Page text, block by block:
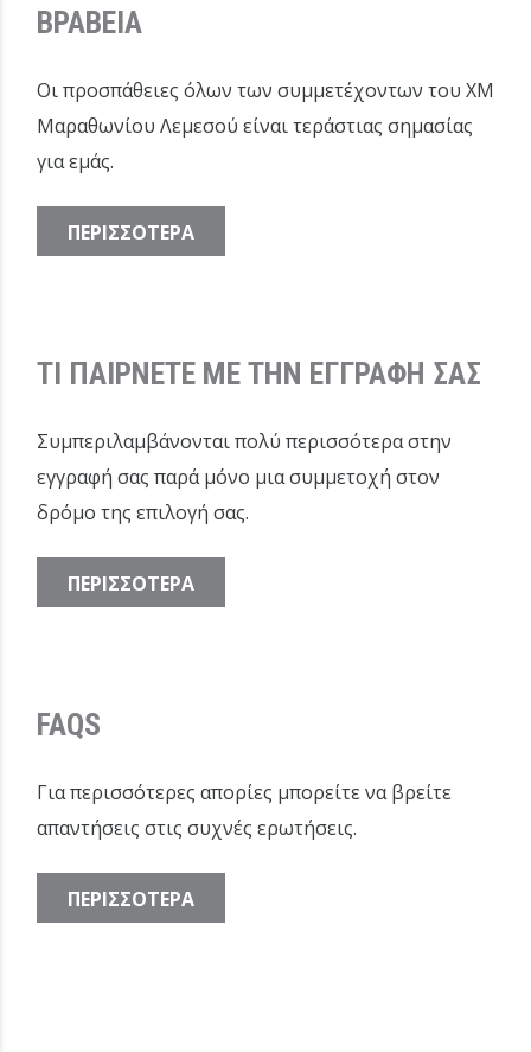
ΒΡΑΒΕΙΑ
Οι προσπάθειες όλων των συμμετέχοντων του XM
Μαραθωνίου Λεμεσού είναι τεράστιας σημασίας
για εμάς.
ΠΕΡΙΣΣΟΤΕΡΑ
ΤΙ ΠΑΙΡΝΕΤΕ ΜΕ ΤΗΝ ΕΓΓΡΑΦΗ ΣΑΣ
Συμπεριλαμβάνονται πολύ περισσότερα στην
εγγραφή σας παρά μόνο μια συμμετοχή στον
δρόμο της επιλογή σας.
ΠΕΡΙΣΣΟΤΕΡΑ
FAQS
Για περισσότερες απορίες μπορείτε να βρείτε
απαντήσεις στις συχνές ερωτήσεις.
ΠΕΡΙΣΣΟΤΕΡΑ